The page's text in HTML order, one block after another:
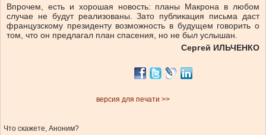
Впрочем, есть и хорошая новость: планы Макрона в любом
случае не будут реализованы. Зато публикация письма даст
французскому президенту возможность в будущем говорить о
том, что он предлагал план спасения, но не был услышан.
Сергей ИЛЬЧЕНКО
версия для печати >>
Что скажете, Аноним?